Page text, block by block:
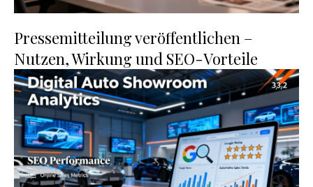
Pressemitteilung veröffentlichen –
Nutzen, Wirkung und SEO-Vorteile